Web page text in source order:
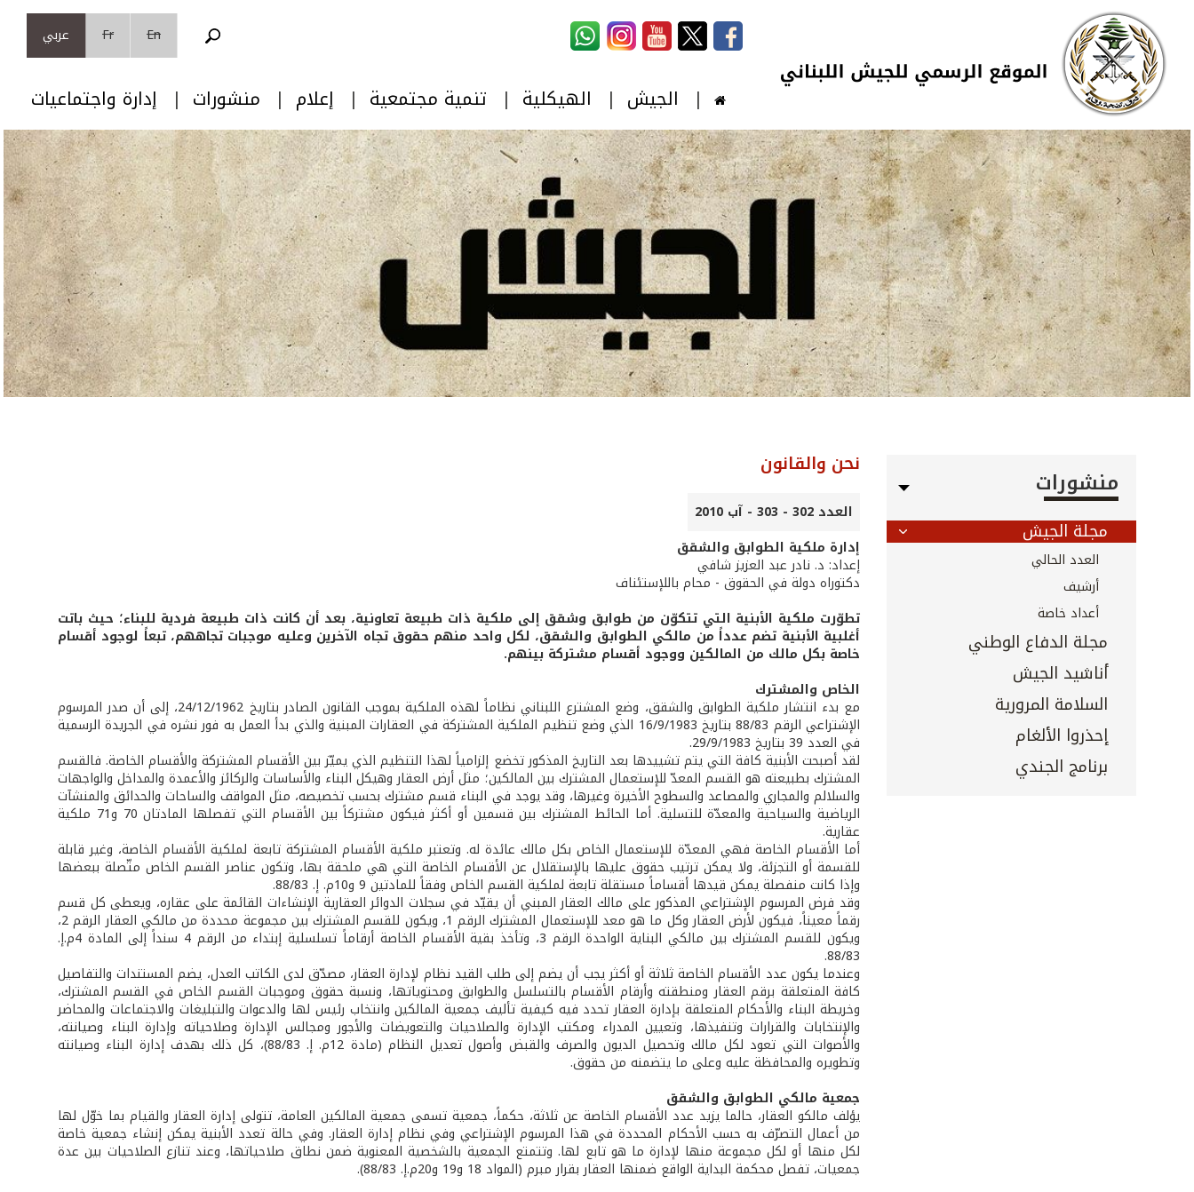
تجاوز إلى المحتوى الرئيسي
Skip to navigation
En
Fr عربي
الجيش الهيكلية تنمية مجتمعية إعلام منشورات إدارة واجتماعيات
منشورات
مجلة الجيش
العدد الحالي
أرشيف
أعداد خاصة
مجلة الدفاع الوطني
أناشيد الجيش
السلامة المرورية
إحذروا الألغام
برنامج الجندي
نحن والقانون
العدد 302 - 303 - آب 2010
إدارة ملكية الطوابق والشقق
إعداد: د. نادر عبد العزيز شافي
دكتوراه دولة في الحقوق - محام باللإستئناف
تطوّرت ملكية الأبنية التي تتكوّن من طوابق وشقق إلى ملكية ذات طبيعة تعاونية، بعد أن كانت ذات طبيعة فردية للبناء؛ حيث باتت
أغلبية الأبنية تضم عدداً من مالكي الطوابق والشقق، لكل واحد منهم حقوق تجاه الآخرين وعليه موجبات تجاههم، تبعاً لوجود أقسام
خاصة بكل مالك من المالكين ووجود أقسام مشتركة بينهم.
الخاص والمشترك
مع بدء انتشار ملكية الطوابق والشقق، وضع المشترع اللبناني نظاماً لهذه الملكية بموجب القانون الصادر بتاريخ 24/12/1962، إلى أن صدر المرسوم
الإشتراعي الرقم 88/83 بتاريخ 16/9/1983 الذي وضع تنظيم الملكية المشتركة في العقارات المبنية والذي بدأ العمل به فور نشره في الجريدة الرسمية
في العدد 39 بتاريخ 29/9/1983.
لقد أصبحت الأبنية كافة التي يتم تشييدها بعد التاريخ المذكور تخضع إلزامياً لهذا التنظيم الذي يميّز بين الأقسام المشتركة والأقسام الخاصة. فالقسم
المشترك بطبيعته هو القسم المعدّ للإستعمال المشترك بين المالكين؛ مثل أرض العقار وهيكل البناء والأساسات والركائز والأعمدة والمداخل والواجهات
والسلالم والمجاري والمصاعد والسطوح الأخيرة وغيرها، وقد يوجد في البناء قسم مشترك بحسب تخصيصه، مثل المواقف والساحات والحدائق والمنشآت
الرياضية والسياحية والمعدّة للتسلية. أما الحائط المشترك بين قسمين أو أكثر فيكون مشتركاً بين الأقسام التي تفصلها المادتان 70 و71 ملكية
عقارية.
أما الأقسام الخاصة فهي المعدّة للإستعمال الخاص بكل مالك عائدة له. وتعتبر ملكية الأقسام المشتركة تابعة لملكية الأقسام الخاصة، وغير قابلة
للقسمة أو التجزئة، ولا يمكن ترتيب حقوق عليها بالإستقلال عن الأقسام الخاصة التي هي ملحقة بها، وتكون عناصر القسم الخاص متّصلة ببعضها
وإذا كانت منفصلة يمكن قيدها أقساماً مستقلة تابعة لملكية القسم الخاص وفقاً للمادتين 9 و10م. إ. 88/83.
وقد فرض المرسوم الإشتراعي المذكور على مالك العقار المبني أن يقيّد في سجلات الدوائر العقارية الإنشاءات القائمة على عقاره، ويعطى كل قسم
رقماً معيناً، فيكون لأرض العقار وكل ما هو معد للإستعمال المشترك الرقم 1، ويكون للقسم المشترك بين مجموعة محددة من مالكي العقار الرقم 2،
ويكون للقسم المشترك بين مالكي البناية الواحدة الرقم 3، وتأخذ بقية الأقسام الخاصة أرقاماً تسلسلية إبتداء من الرقم 4 سنداً إلى المادة 4م.إ.
88/83.
وعندما يكون عدد الأقسام الخاصة ثلاثة أو أكثر يجب أن يضم إلى طلب القيد نظام لإدارة العقار، مصدّق لدى الكاتب العدل، يضم المستندات والتفاصيل
كافة المتعلقة برقم العقار ومنطقته وأرقام الأقسام بالتسلسل والطوابق ومحتوياتها، ونسبة حقوق وموجبات القسم الخاص في القسم المشترك،
وخريطة البناء والأحكام المتعلقة بإدارة العقار تحدد فيه كيفية تأليف جمعية المالكين وانتخاب رئيس لها والدعوات والتبليغات والاجتماعات والمحاضر
والإنتخابات والقرارات وتنفيذها، وتعيين المدراء ومكتب الإدارة والصلاحيات والتعويضات والأجور ومجالس الإدارة وصلاحياته وإدارة البناء وصيانته،
والأصوات التي تعود لكل مالك وتحصيل الديون والصرف والقبض وأصول تعديل النظام (مادة 12م. إ. 88/83)، كل ذلك بهدف إدارة البناء وصيانته
وتطويره والمحافظة عليه وعلى ما يتضمنه من حقوق.
جمعية مالكي الطوابق والشقق
يؤلف مالكو العقار، حالما يزيد عدد الأقسام الخاصة عن ثلاثة، حكماً، جمعية تسمى جمعية المالكين العامة، تتولى إدارة العقار والقيام بما خوّل لها
من أعمال التصرّف به حسب الأحكام المحددة في هذا المرسوم الإشتراعي وفي نظام إدارة العقار. وفي حالة تعدد الأبنية يمكن إنشاء جمعية خاصة
لكل منها أو لكل مجموعة منها لإدارة ما هو تابع لها. وتتمتع الجمعية بالشخصية المعنوية ضمن نطاق صلاحياتها، وعند تنازع الصلاحيات بين عدة
جمعيات، تفصل محكمة البداية الواقع ضمنها العقار بقرار مبرم (المواد 18 و19 و20م.إ. 88/83).